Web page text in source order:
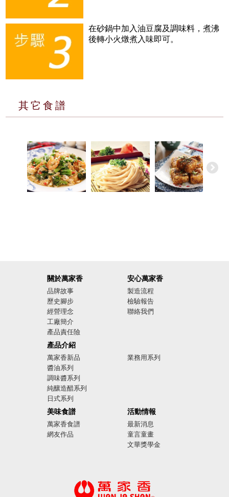
在砂鍋中加入油豆腐及調味料，煮沸
後轉小火燉煮入味即可。
其它食譜
關於萬家香
品牌故事
歷史腳步
經營理念
工廠簡介
產品責任險
廣告影音
產品介紹
萬家香新品
醬油系列
調味醬系列
純釀造醋系列
日式系列
業務用系列
美味食譜
萬家香食譜
網友作品
安心萬家香
製造流程
檢驗報告
聯絡我們
活動情報
最新消息
童言童畫
文華獎學金